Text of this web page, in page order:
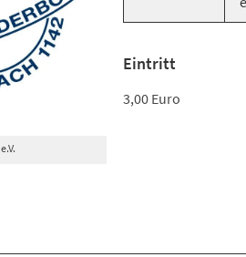
Eintritt
3,00 Euro